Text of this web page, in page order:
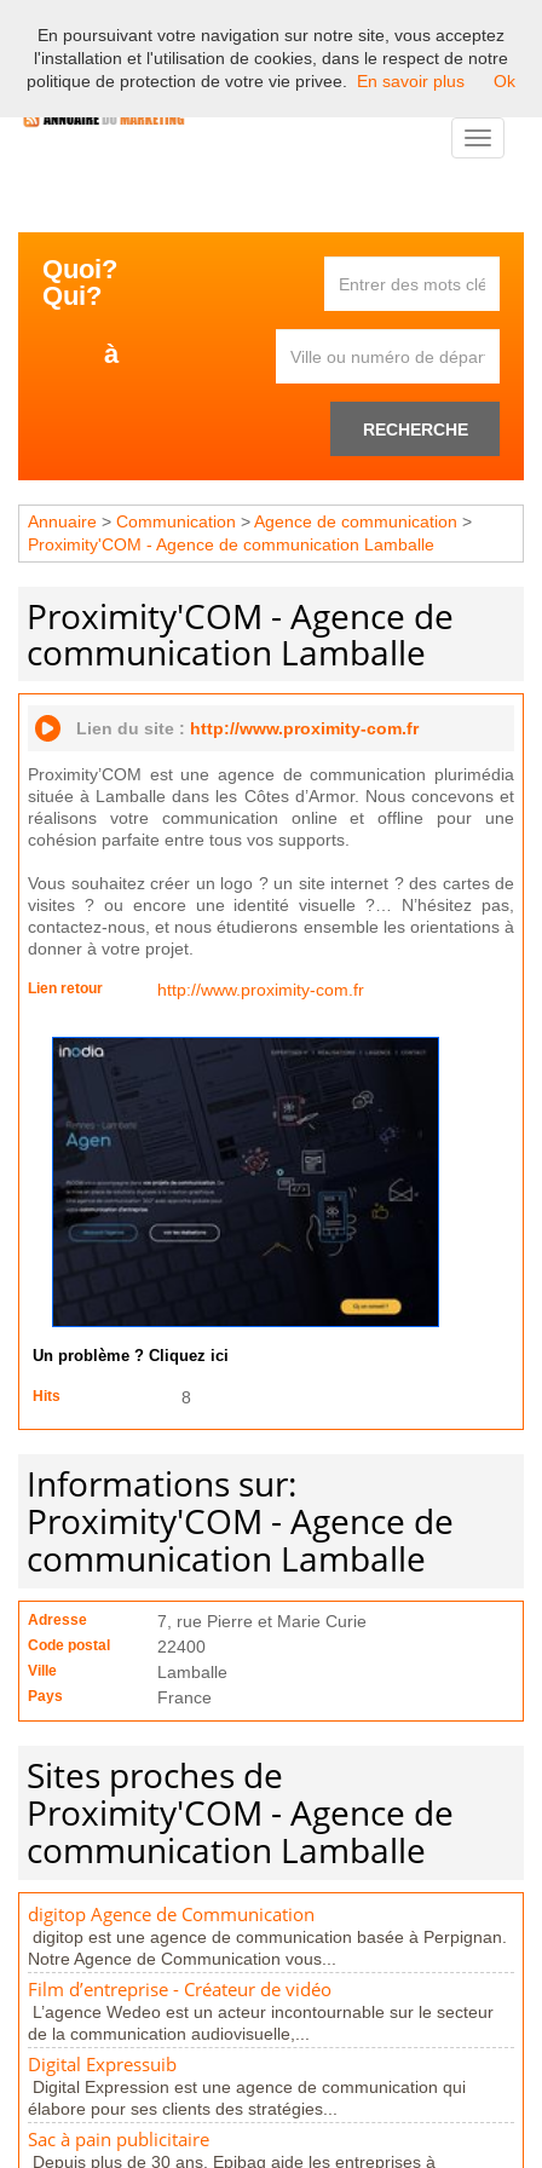
Bienvenue sur l'annuaire professionnel du marketing et de la
communication en France.
Toggle
Quoi?
Qui?
à
RECHERCHE
Annuaire > Communication >Agence de communication >
Proximity'COM - Agence de communication Lamballe
Proximity'COM - Agence de
communication Lamballe
Lien du site : http://www.proximity-com.fr
Proximity’COM est une agence de communication plurimédia
située à Lamballe dans les Côtes d’Armor. Nous concevons et
réalisons votre communication online et offline pour une
cohésion parfaite entre tous vos supports.
Vous souhaitez créer un logo ? un site internet ? des cartes de
visites ? ou encore une identité visuelle ?… N’hésitez pas,
contactez-nous, et nous étudierons ensemble les orientations à
donner à votre projet.
Lien retour http://www.proximity-com.fr
Un problème ? Cliquez ici
Hits 8
Informations sur:
Proximity'COM - Agence de
communication Lamballe
Adresse 7, rue Pierre et Marie Curie
Code postal 22400
Ville Lamballe
Pays France
Sites proches de
Proximity'COM - Agence de
communication Lamballe
digitop Agence de Communication
digitop est une agence de communication basée à Perpignan.
Notre Agence de Communication vous...
Film d’entreprise - Créateur de vidéo
L’agence Wedeo est un acteur incontournable sur le secteur
de la communication audiovisuelle,...
Digital Expressuib
Digital Expression est une agence de communication qui
élabore pour ses clients des stratégies...
Sac à pain publicitaire
Depuis plus de 30 ans, Epibag aide les entreprises à
En poursuivant votre navigation sur notre site, vous acceptez
l'installation et l'utilisation de cookies, dans le respect de notre
politique de protection de votre vie privee.
En savoir plus Ok